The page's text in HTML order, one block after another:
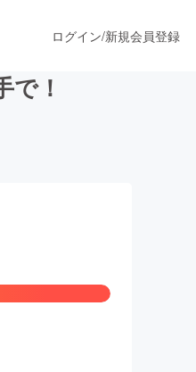
ログイン/新規会員登録
！